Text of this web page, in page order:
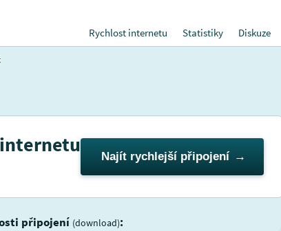
Rychlost internetu
Statistiky Diskuze
Najít rychlejší připojení
připojení (download):